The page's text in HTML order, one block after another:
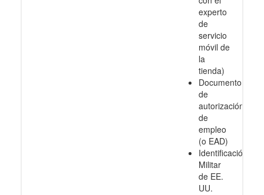
experto
de
servicio
móvil de
la
tienda)
Documento
de
autorización
de
empleo
(o EAD)
Identificación
Militar
de EE.
UU.